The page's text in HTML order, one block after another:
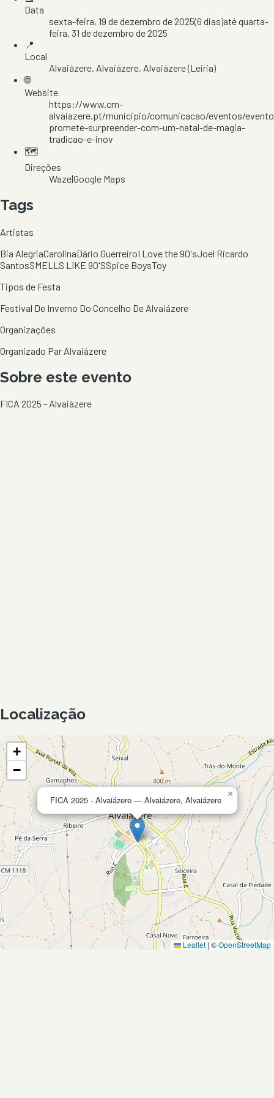
Data
sexta-feira, 19 de dezembro de 2025(6 dias)atéquarta-
feira, 31 de dezembro de 2025
📍
Local
Alvaiázere, Alvaiázere, Alvaiázere(Leiria)
🌐
Website
https://www.cm-
alvaiazere.pt/municipio/comunicacao/eventos/
promete-surpreender-com-um-natal-de-magia-
tradicao-e-inov
🗺️
Direções
Waze|Google Maps
Tags
Artistas
Bia AlegriaCarolinaDário GuerreiroI Love the 90'sJoel Ricardo
SantosSMELLS LIKE 90'SSpice BoysToy
Tipos de Festa
Festival De Inverno Do Concelho De Alvaiázere
Organizações
Organizado Par Alvaiázere
Sobre este evento
FICA 2025 - Alvaiázere
Localização
FICA 2025 - Alvaiázere — Alvaiázere, Alvaiázere
×
+
−
Leaflet | ©OpenStreetMap